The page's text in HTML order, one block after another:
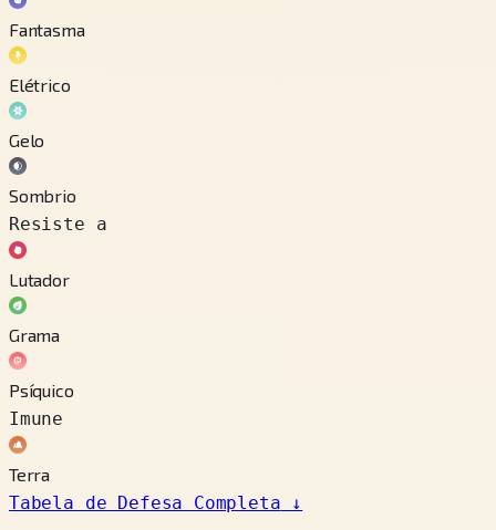
Fantasma
Elétrico
Gelo
Sombrio
Resiste a
Lutador
Grama
Psíquico
Imune
Terra
Tabela de Defesa Completa ↓